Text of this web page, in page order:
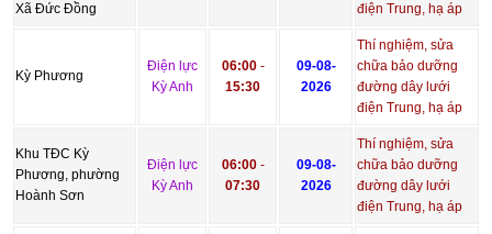
Xã Đức Đồng
điện Trung, hạ áp
Kỳ Phương
Điện lực
Kỳ Anh
06:00-
15:30
09-08-
2026
Thí nghiệm, sửa
chữa bảo dưỡng
đường dây lưới
điện Trung, hạ áp
Khu TĐC Kỳ
Phương, phường
Hoành Sơn
Điện lực
Kỳ Anh
06:00-
07:30
09-08-
2026
Thí nghiệm, sửa
chữa bảo dưỡng
đường dây lưới
điện Trung, hạ áp